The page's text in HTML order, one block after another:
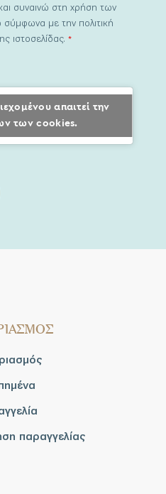
συναινώ στη χρήση των
με την πολιτική
ιστοσελίδας.*
απαιτεί την
των cookies.
παραγγελίας